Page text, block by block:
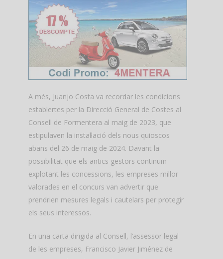
A més, Juanjo Costa va recordar les condicions
establertes per la Direcció General de Costes al
Consell de Formentera al maig de 2023, que
estipulaven la instal·lació dels nous quioscos
abans del 26 de maig de 2024. Davant la
possibilitat que els antics gestors continuïn
explotant les concessions, les empreses millor
valorades en el concurs van advertir que
prendrien mesures legals i cautelars per protegir
els seus interessos.
En una carta dirigida al Consell, l’assessor legal
de les empreses, Francisco Javier Jiménez de